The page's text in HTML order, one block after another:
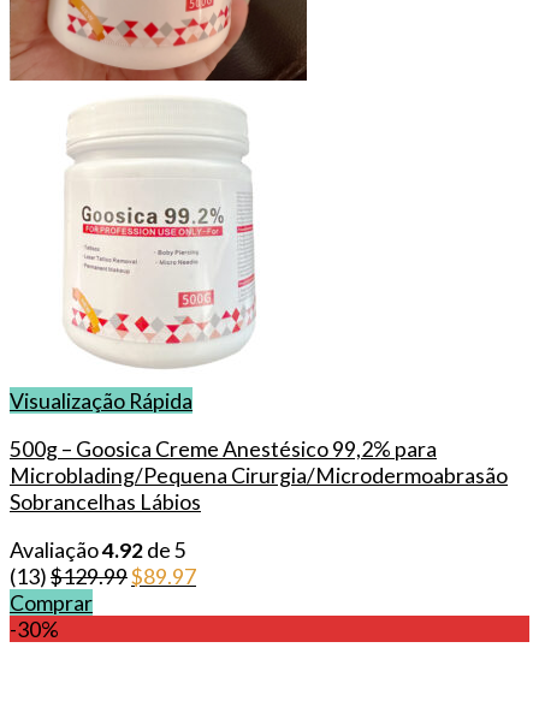
Visualização Rápida
500g – Goosica Creme Anestésico 99,2% para
Microblading/Pequena Cirurgia/Microdermoabrasão
Sobrancelhas Lábios
Avaliação4.92de 5
(13)$129.99Original
$89.97Current
Comprar
-30%